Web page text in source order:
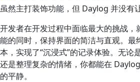
虽然主打装饰功能，但 Daylog 并没有
开发者在开发过程中面临最大的挑战，
能的同时，保持界面的简洁与直观。
本，实现了“沉浸式”的记录体验。无论
还是整理复杂的情绪，你都能在
的平静。